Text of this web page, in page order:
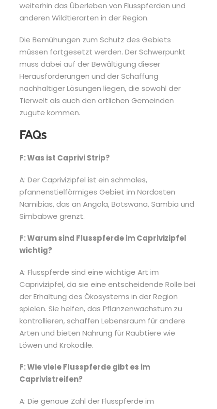
weiterhin das Überleben von Flusspferden und
anderen Wildtierarten in der Region.
Die Bemühungen zum Schutz des Gebiets
müssen fortgesetzt werden. Der Schwerpunkt
muss dabei auf der Bewältigung dieser
Herausforderungen und der Schaffung
nachhaltiger Lösungen liegen, die sowohl der
Tierwelt als auch den örtlichen Gemeinden
zugute kommen.
FAQs
F: Was ist Caprivi Strip?
A: Der Caprivizipfel ist ein schmales,
pfannenstielförmiges Gebiet im Nordosten
Namibias, das an Angola, Botswana, Sambia und
Simbabwe grenzt.
F: Warum sind Flusspferde im Caprivizipfel
wichtig?
A: Flusspferde sind eine wichtige Art im
Caprivizipfel, da sie eine entscheidende Rolle bei
der Erhaltung des Ökosystems in der Region
spielen. Sie helfen, das Pflanzenwachstum zu
kontrollieren, schaffen Lebensraum für andere
Arten und bieten Nahrung für Raubtiere wie
Löwen und Krokodile.
F: Wie viele Flusspferde gibt es im
Caprivistreifen?
A: Die genaue Zahl der Flusspferde im